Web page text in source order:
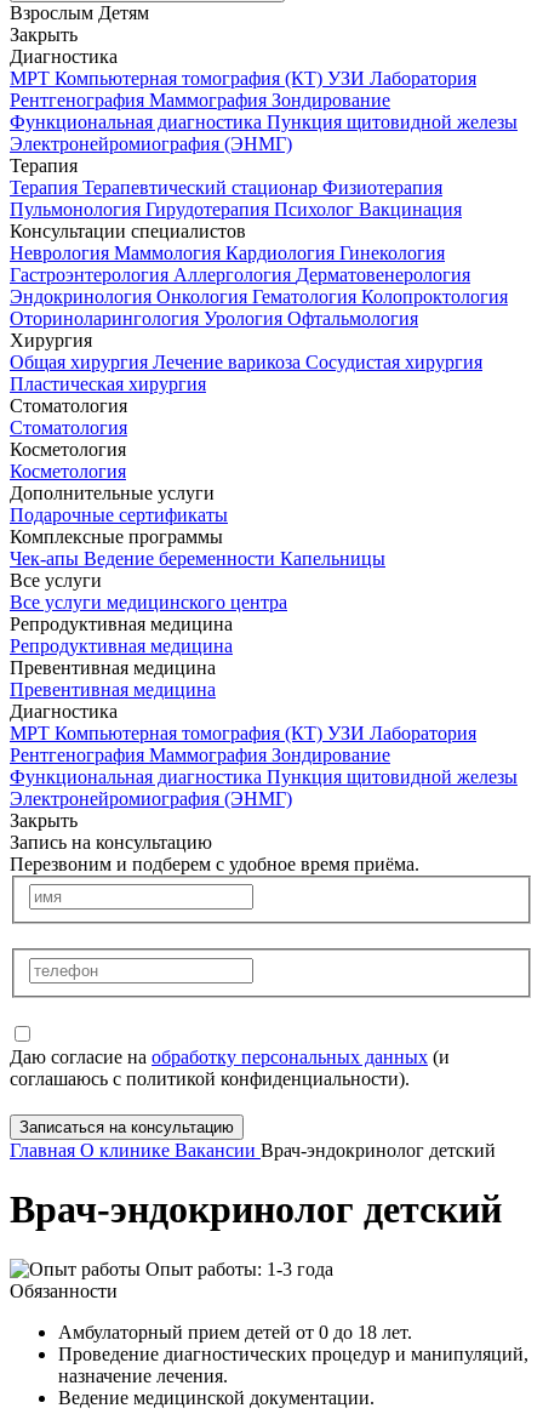
Взрослым Детям
Закрыть
Диагностика
МРТ Компьютерная томография (КТ) УЗИ Лаборатория
Рентгенография Маммография Зондирование
Функциональная диагностика Пункция щитовидной железы
Электронейромиография (ЭНМГ)
Терапия
Терапия Терапевтический стационар Физиотерапия
Пульмонология Гирудотерапия Психолог Вакцинация
Консультации специалистов
Неврология Маммология Кардиология Гинекология
Гастроэнтерология Аллергология Дерматовенерология
Эндокринология Онкология Гематология Колопроктология
Оториноларингология Урология Офтальмология
Хирургия
Общая хирургия Лечение варикоза Сосудистая хирургия
Пластическая хирургия
Стоматология
Стоматология
Косметология
Косметология
Дополнительные услуги
Подарочные сертификаты
Комплексные программы
Чек-апы Ведение беременности Капельницы
Все услуги
Все услуги медицинского центра
Репродуктивная медицина
Репродуктивная медицина
Превентивная медицина
Превентивная медицина
Диагностика
МРТ Компьютерная томография (КТ) УЗИ Лаборатория
Рентгенография Маммография Зондирование
Функциональная диагностика Пункция щитовидной железы
Электронейромиография (ЭНМГ)
Закрыть
Запись на консультацию
Перезвоним и подберем с удобное время приёма.
Даю согласие на обработку персональных данных (и
соглашаюсь с политикой конфиденциальности).
Записаться на консультацию
Главная О клинике Вакансии Врач-эндокринолог детский
Врач-эндокринолог детский
Опыт работы: 1-3 года
Обязанности
Амбулаторный прием детей от 0 до 18 лет.
Проведение диагностических процедур и манипуляций,
назначение лечения.
Ведение медицинской документации.